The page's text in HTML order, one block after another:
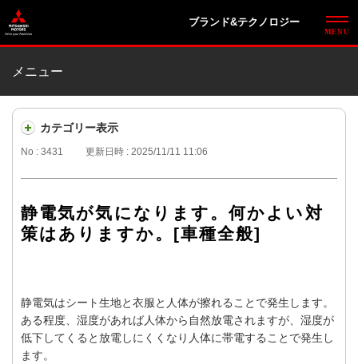
ブランド&テクノロジー
メニュー
カテゴリー表示
No : 3431 更新日時 : 2025/11/11 11:06
静電気が気になります。何かよい対
策はありますか。[車種全般]
静電気はシート生地と衣服と人体が擦れることで発生します。
ある程度、湿度があれば人体から自然放電されますが、湿度が
低下してくると放電しにくくなり人体に帯電することで発生し
ます。